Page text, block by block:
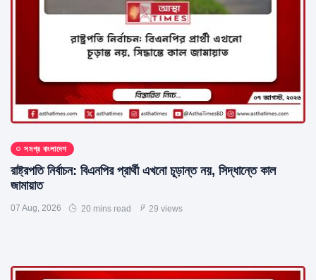
সমগ্র বাংলাদেশ
রাষ্ট্রপতি নির্বাচন: বিএনপির প্রার্থী এখনো চূড়ান্ত নয়, সিদ্ধান্তে কাল
জামায়াত
07 Aug, 2026 20 mins read 29 views